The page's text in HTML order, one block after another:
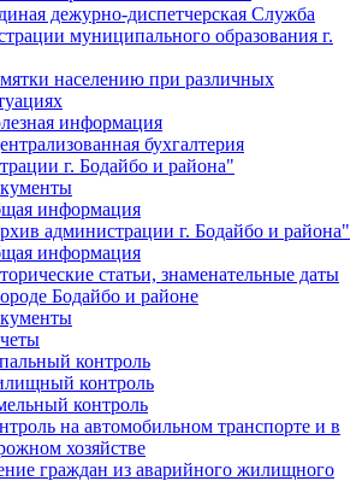
дежурно-диспетчерская Служба
муниципального образования г.
населению при различных
информация
бухгалтерия
г. Бодайбо и района"
информация
администрации г. Бодайбо и района"
информация
статьи, знаменательные даты
Бодайбо и районе
контроль
контроль
контроль
на автомобильном транспорте и в
хозяйстве
граждан из аварийного жилищного